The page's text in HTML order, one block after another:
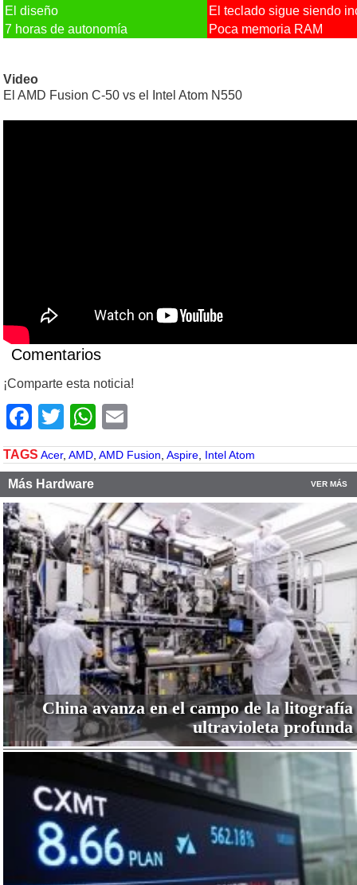
El diseño
El teclado sigue siendo
7 horas de autonomía
Poca memoria RAM
Video
El AMD Fusion C-50 vs el Intel Atom N550
Comentarios
¡Comparte esta noticia!
Facebook
TwitterWhatsApp
TAGS Acer, AMD AMD Fusion Aspire Intel Atom
Más Hardware VER MÁS
China avanza en el campo de la litografía
ultravioleta profunda